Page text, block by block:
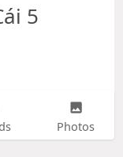
5
Photos